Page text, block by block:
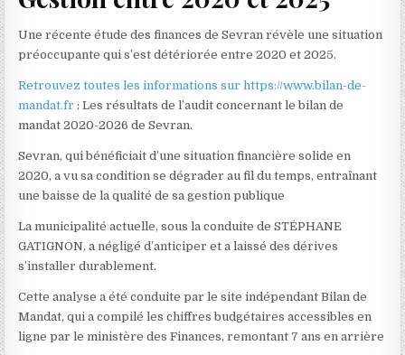
Une récente étude des finances de Sevran révèle une situation
préoccupante qui s’est détériorée entre 2020 et 2025.
Retrouvez toutes les informations sur https://www.bilan-de-
mandat.fr : Les résultats de l’audit concernant le bilan de
mandat 2020-2026 de Sevran.
Sevran, qui bénéficiait d’une situation financière solide en
2020, a vu sa condition se dégrader au fil du temps, entraînant
une baisse de la qualité de sa gestion publique
La municipalité actuelle, sous la conduite de STÉPHANE
GATIGNON, a négligé d’anticiper et a laissé des dérives
s’installer durablement.
Cette analyse a été conduite par le site indépendant Bilan de
Mandat, qui a compilé les chiffres budgétaires accessibles en
ligne par le ministère des Finances, remontant 7 ans en arrière